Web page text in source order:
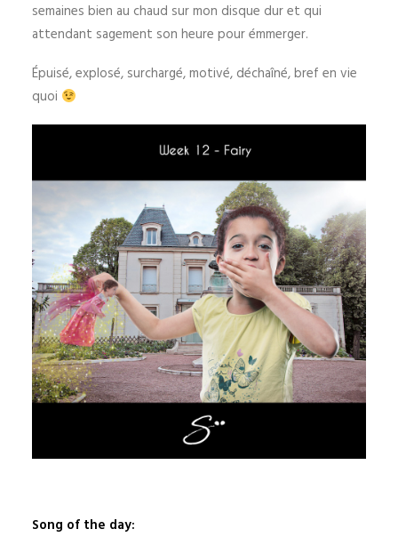
semaines bien au chaud sur mon disque dur et qui
attendant sagement son heure pour émmerger.
Épuisé, explosé, surchargé, motivé, déchaîné, bref en vie
quoi
Song of the day: